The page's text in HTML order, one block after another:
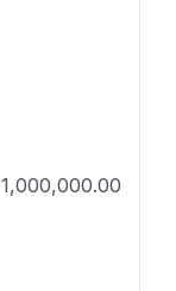
1,000,000.00